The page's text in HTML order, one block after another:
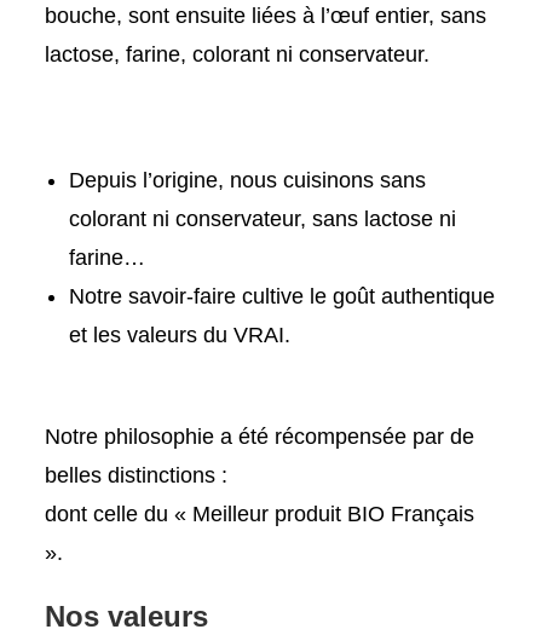
bouche, sont ensuite liées à l’œuf entier, sans
lactose, farine, colorant ni conservateur.
Depuis l’origine, nous cuisinons sans
colorant ni conservateur, sans lactose ni
farine…
Notre savoir-faire cultive le goût authentique
et les valeurs du VRAI.
Notre philosophie a été récompensée par de
belles distinctions :
dont celle du « Meilleur produit BIO Français
».
Nos valeurs